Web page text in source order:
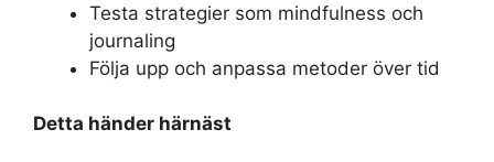
Testa strategier som mindfulness och
journaling
Följa upp och anpassa metoder över tid
Detta händer härnäst